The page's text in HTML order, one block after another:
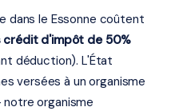
dans le Essonne coûtent
d'impôt de 50%
déduction). L'État
versées à un organisme
organisme